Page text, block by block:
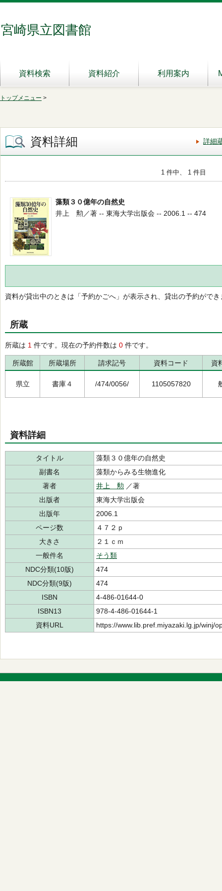
宮崎県立図書館
資料検索 資料紹介 利用案内
トップメニュー >
資料詳細 詳細
1 件中、 1 件目
藻類３０億年の自然史
井上 勲／著 -- 東海大学出版会 -- 2006.1 -- 474
資料が貸出中のときは「予約かごへ」が表示され、貸出の予約ができ
所蔵
所蔵は 1 件です。現在の予約件数は 0 件です。
所蔵館 所蔵場所 請求記号 資料コード 資
県立 書庫４ /474/0056/ 1105057820
資料詳細
タイトル
藻類３０億年の自然史
副書名
藻類からみる生物進化
著者
井上 勲 ／著
出版者
東海大学出版会
出版年
2006.1
ページ数
４７２ｐ
大きさ
２１ｃｍ
一般件名
そう類
NDC分類(10版)
474
NDC分類(9版)
474
ISBN
4-486-01644-0
ISBN13
978-4-486-01644-1
資料URL
https://www.lib.pref.miyazaki.lg.jp/winj/